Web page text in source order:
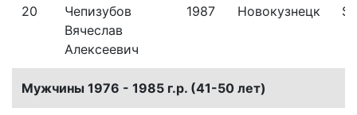
20
Чепизубов
Вячеслав
Алексеевич
1987 Новокузнецк
Мужчины 1976 - 1985 г.р. (41-50 лет)